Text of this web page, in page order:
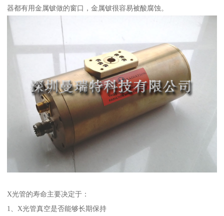
器都有用金属铍做的窗口，金属铍很容易被酸腐蚀。
X光管的寿命主要决定于：
1、X光管真空是否能够长期保持